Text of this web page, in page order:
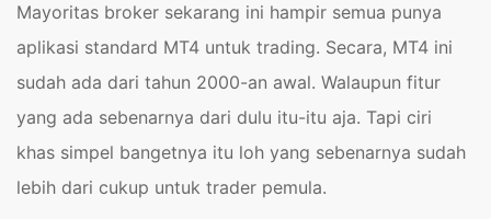
Mayoritas broker sekarang ini hampir semua punya
aplikasi standard MT4 untuk trading. Secara, MT4 ini
sudah ada dari tahun 2000-an awal. Walaupun fitur
yang ada sebenarnya dari dulu itu-itu aja. Tapi ciri
khas simpel bangetnya itu loh yang sebenarnya sudah
lebih dari cukup untuk trader pemula.